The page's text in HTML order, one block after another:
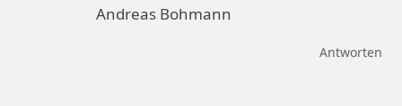
Andreas Bohmann
Antworten